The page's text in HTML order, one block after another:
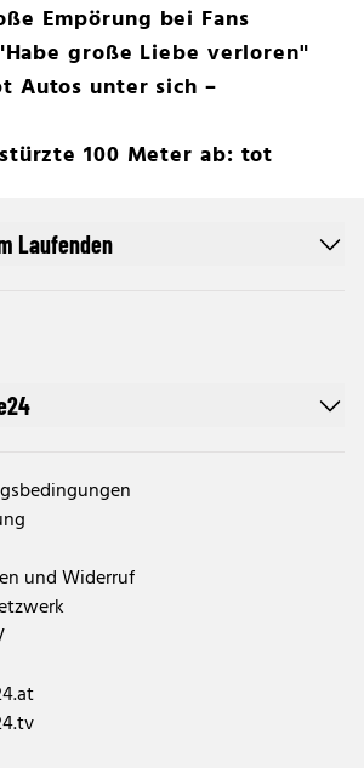
Empörung bei Fans
große Liebe verloren"
Autos unter sich –
100 Meter ab: tot
und Widerruf
Laufenden